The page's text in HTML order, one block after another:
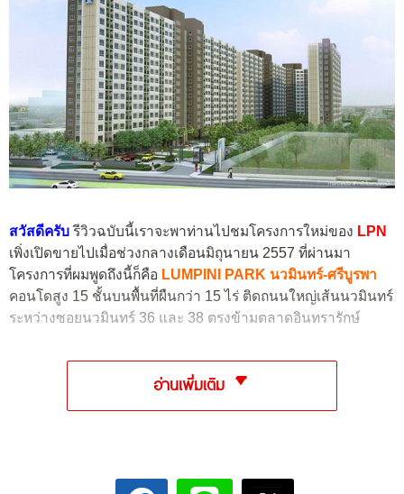
สวัสดีครับ รีวิวฉบับนี้เราจะพาท่านไปชมโครงการใหม่ของ LPN
เพิ่งเปิดขายไปเมื่อช่วงกลางเดือนมิถุนายน 2557 ที่ผ่านมา
โครงการที่ผมพูดถึงนี้ก็คือ LUMPINI PARK นวมินทร์-ศรีบูรพา
คอนโดสูง 15 ชั้นบนพื้นที่ผืนกว่า 15 ไร่ ติดถนนใหญ่เส้นนวมินทร์
ระหว่างซอยนวมินทร์ 36 และ 38 ตรงข้ามตลาดอินทรารักษ์
อ่านเพิ่มเติม